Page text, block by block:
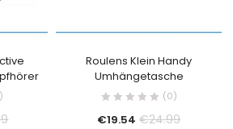
Roulens Klein Handy
Umhängetasche
(0)
€19.54 €24.99